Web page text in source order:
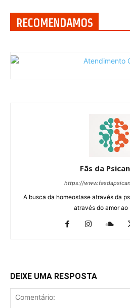
RECOMENDAMOS
Fãs da
https://
A busca da homeostase através da
através do amor ao
DEIXE UMA RESPOSTA